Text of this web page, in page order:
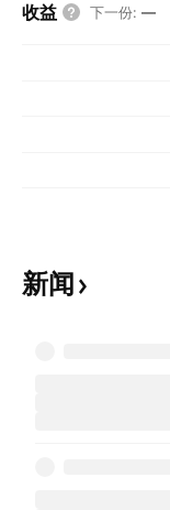
收益 下一份: —
新闻